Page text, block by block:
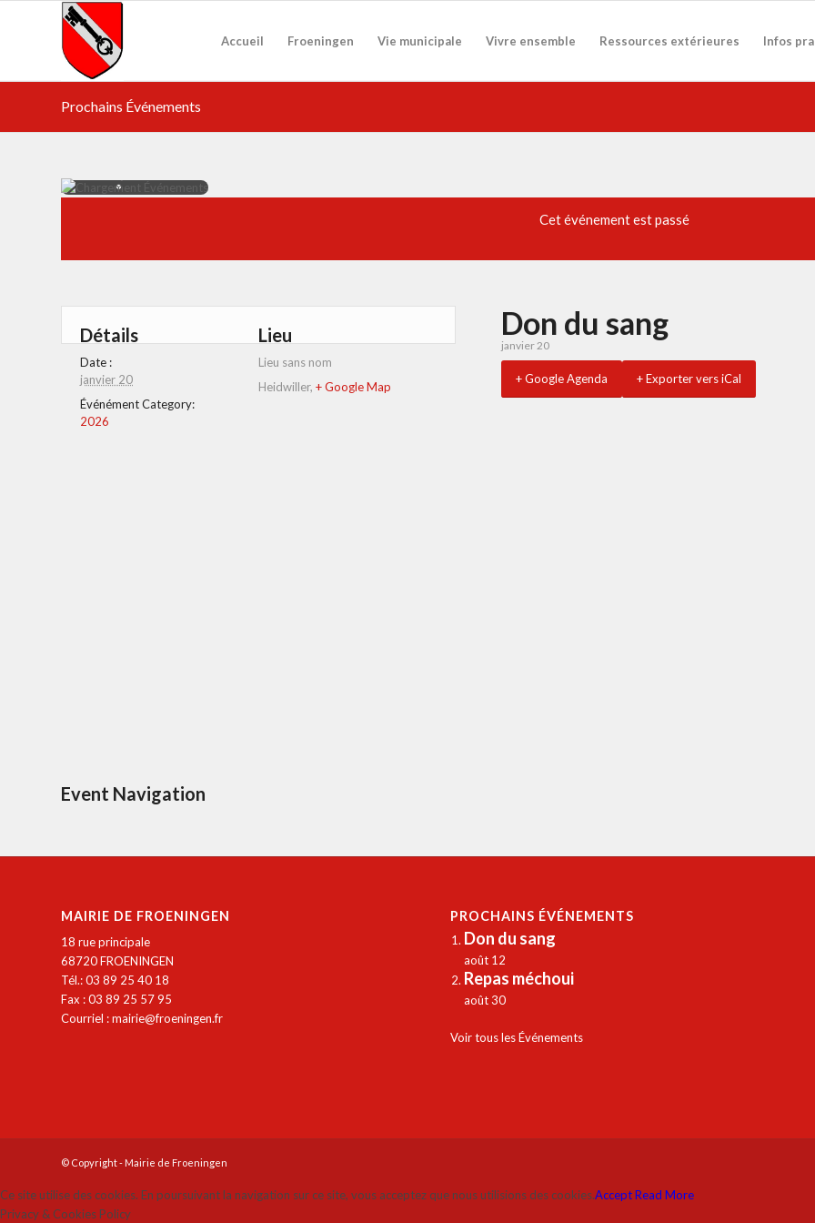
Accueil Froeningen Vie municipale Vivre ensemble Ressources extérieures Infos
Prochains Événements
Cet événement est passé
Don du sang
janvier 20
+ Google Agenda + Exporter vers iCal
Détails
Date :
janvier 20
Événément Category:
2026
Lieu
Lieu sans nom
Heidwiller, + Google Map
Event Navigation
MAIRIE DE FROENINGEN
18 rue principale
68720 FROENINGEN
Tél.: 03 89 25 40 18
Fax : 03 89 25 57 95
Courriel :mairie@froeningen.fr
PROCHAINS ÉVÉNEMENTS
Don du sang
août 12
Repas méchoui
août 30
Voir tous les Événements
© Copyright - Mairie de Froeningen
Ce site utilise des cookies. En poursuivant la navigation sur ce site, vous acceptez que nous utilisions des cookies.AcceptRead More
Privacy & Cookies Policy